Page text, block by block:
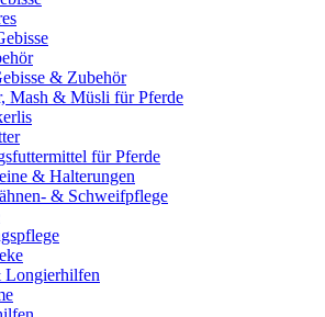
& Zubehör
Mash & Müsli für Pferde
für Pferde
& Halterungen
& Schweifpflege
Longierhilfen